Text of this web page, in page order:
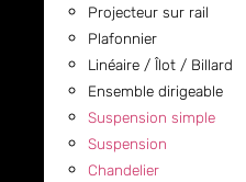
Projecteur sur rail
Plafonnier
Linéaire / Îlot / Billard
Ensemble dirigeable
Suspension simple
Suspension
Chandelier